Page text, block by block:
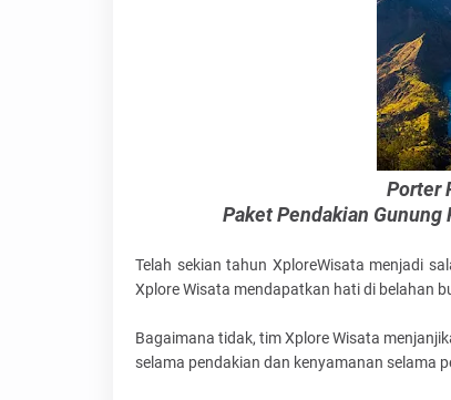
Porter
Paket Pendakian
Telah sekian tahun XploreWisata menjadi
Xplore Wisata mendapatkan hati di belahan
Bagaimana tidak, tim Xplore Wisata
selama pendakian dan kenyamanan selama